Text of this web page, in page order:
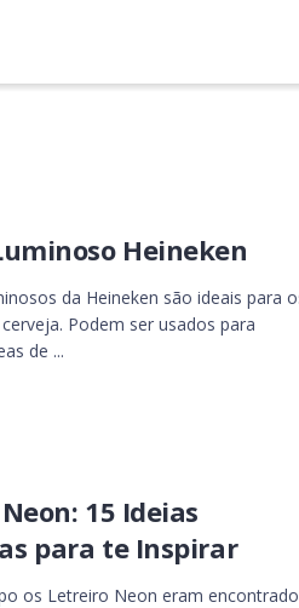
Heineken
da Heineken são ideais para
Podem ser usados para
de ...
15 Ideias
para te Inspirar
os Letreiro Neon eram